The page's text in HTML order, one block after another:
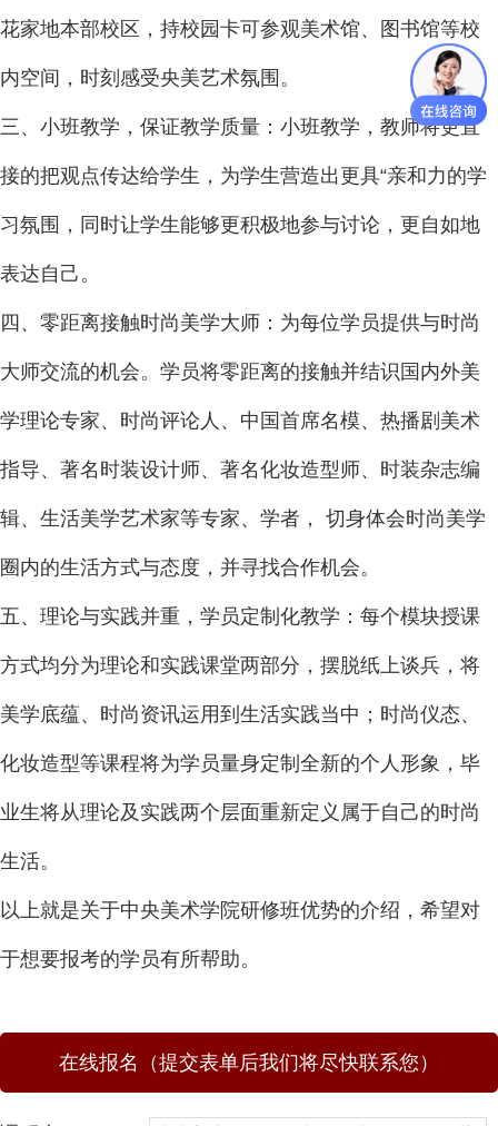
花家地本部校区，持校园卡可参观美术馆、图书馆等校
内空间，时刻感受央美艺术氛围。
三、小班教学，保证教学质量：小班教学，教师将更直
接的把观点传达给学生，为学生营造出更具“亲和力的学
习氛围，同时让学生能够更积极地参与讨论，更自如地
表达自己。
四、零距离接触时尚美学大师：为每位学员提供与时尚
大师交流的机会。学员将零距离的接触并结识国内外美
学理论专家、时尚评论人、中国首席名模、热播剧美术
指导、著名时装设计师、著名化妆造型师、时装杂志编
辑、生活美学艺术家等专家、学者， 切身体会时尚美学
圈内的生活方式与态度，并寻找合作机会。
五、理论与实践并重，学员定制化教学：每个模块授课
方式均分为理论和实践课堂两部分，摆脱纸上谈兵，将
美学底蕴、时尚资讯运用到生活实践当中；时尚仪态、
化妆造型等课程将为学员量身定制全新的个人形象，毕
业生将从理论及实践两个层面重新定义属于自己的时尚
生活。
以上就是关于中央美术学院研修班优势的介绍，希望对
于想要报考的学员有所帮助。
在线报名（提交表单后我们将尽快联系您）